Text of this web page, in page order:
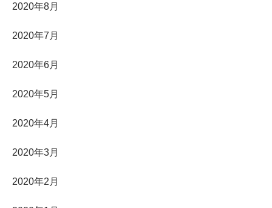
2020年8月
2020年7月
2020年6月
2020年5月
2020年4月
2020年3月
2020年2月